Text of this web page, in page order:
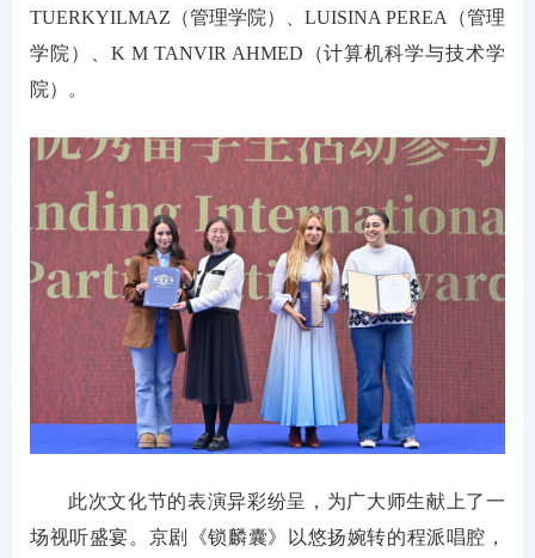
TUERKYILMAZ（管理学院）、LUISINA PEREA（管理
学院）、K M TANVIR AHMED（计算机科学与技术学
院）。
此次文化节的表演异彩纷呈，为广大师生献上了一
场视听盛宴。京剧《锁麟囊》以悠扬婉转的程派唱腔，